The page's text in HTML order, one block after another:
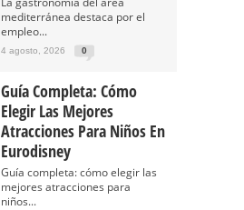
mediterránea destaca por el
empleo...
4 agosto, 2026 0
Guía Completa: Cómo
Elegir Las Mejores
Atracciones Para Niños En
Eurodisney
Guía completa: cómo elegir las
mejores atracciones para
niños...